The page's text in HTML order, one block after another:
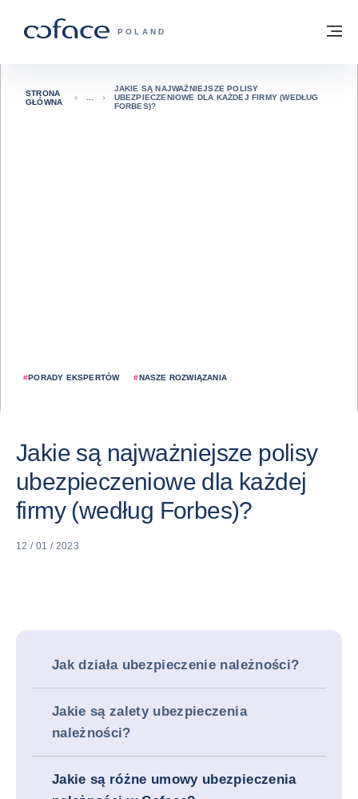
COFACE FOR TRADE - STRONA
POLAND
Powrót do strony głównej
#PORADY EKSPERTÓW #NASZE ROZWIĄZANIA
STRONA
GŁÓWNA
JAKIE SĄ NAJWAŻNIEJSZE POLISY
UBEZPIECZENIOWE DLA KAŻDEJ FIRMY (WEDŁUG
FORBES)?
Jakie są najważniejsze polisy
ubezpieczeniowe dla każdej
firmy (według Forbes)?
12 / 01 / 2023
Jak działa ubezpieczenie należności?
Jakie są zalety ubezpieczenia
należności?
Jakie są różne umowy ubezpieczenia